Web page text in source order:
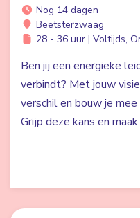
Nog 14 dagen
Beetsterzwaag
28 - 36 uur | Voltijds,
Ben jij een energieke
verbindt? Met jouw
verschil en bouw je
Grijp deze kans en